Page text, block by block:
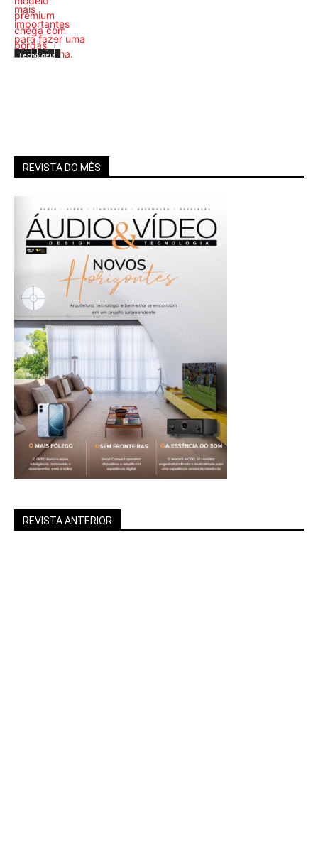
Tecnologia
Tecnologia
REVISTA DO MÊS
REVISTA ANTERIOR